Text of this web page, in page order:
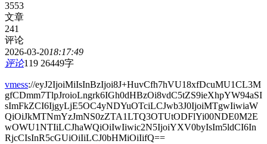
3553
文章
241
评论
2026-03-2018:17:49
评论119 26449字
vmess://eyJ2IjoiMiIsInBzIjoi8J+HuvCfh7hVU18xfDcuMU1CL3M
gfCDmm7TlpJroioLngrk6IGh0dHBzOi8vdC5tZS9ieXhpYW94aSI
sImFkZCI6IjgyLjE5OC4yNDYuOTciLCJwb3J0IjoiMTgwIiwiaW
QiOiJkMTNmYzJmNS0zZTA1LTQ3OTUtODFlYi00NDE0M2E
wOWU1NTIiLCJhaWQiOiIwIiwic2N5IjoiYXV0byIsIm5ldCI6In
RjcCIsInR5cGUiOiIiLCJ0bHMiOiIifQ==